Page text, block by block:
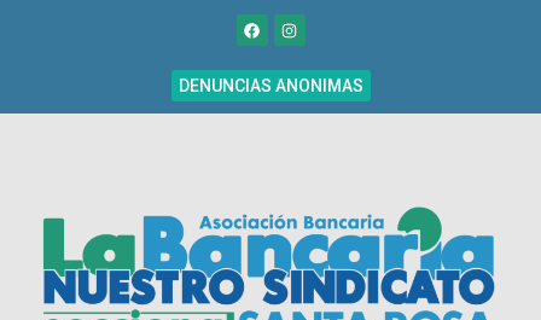
DENUNCIAS ANONIMAS